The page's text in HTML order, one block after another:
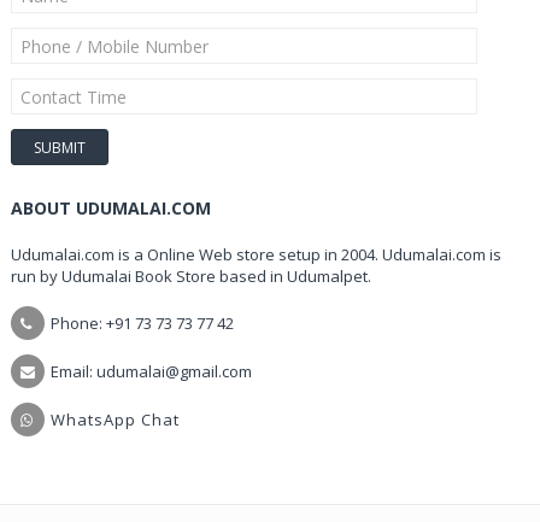
ABOUT UDUMALAI.COM
Udumalai.com is a Online Web store setup in 2004. Udumalai.com is
run by Udumalai Book Store based in Udumalpet.
Phone: +91 73 73 73 77 42
Email: udumalai@gmail.com
WhatsApp Chat